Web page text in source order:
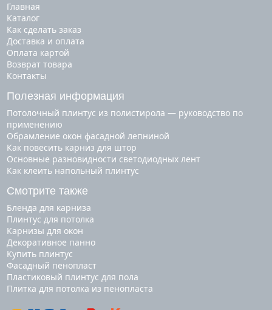
Главная
Каталог
Как сделать заказ
Доставка и оплата
Оплата картой
Возврат товара
Контакты
Полезная информация
Потолочный плинтус из полистирола — руководство по
применению
Обрамление окон фасадной лепниной
Как повесить карниз для штор
Основные разновидности светодиодных лент
Как клеить напольный плинтус
Смотрите также
бленда для карниза
плинтус для потолка
карнизы для окон
декоративное панно
купить плинтус
фасадный пенопласт
пластиковый плинтус для пола
плитка для потолка из пенопласта